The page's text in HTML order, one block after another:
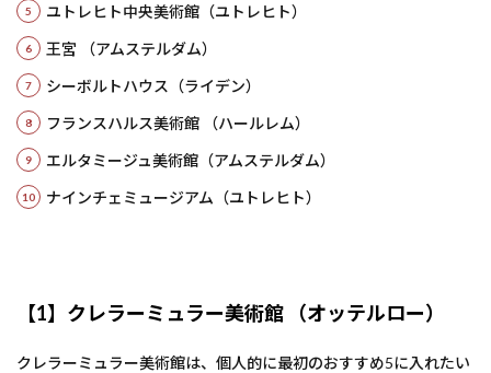
ユトレヒト中央美術館（ユトレヒト）
王宮 （アムステルダム）
シーボルトハウス（ライデン）
フランスハルス美術館 （ハールレム）
エルタミージュ美術館（アムステルダム）
ナインチェミュージアム（ユトレヒト）
【1】クレラーミュラー美術館 （オッテルロー）
クレラーミュラー美術館は、個人的に最初のおすすめ5に入れたい